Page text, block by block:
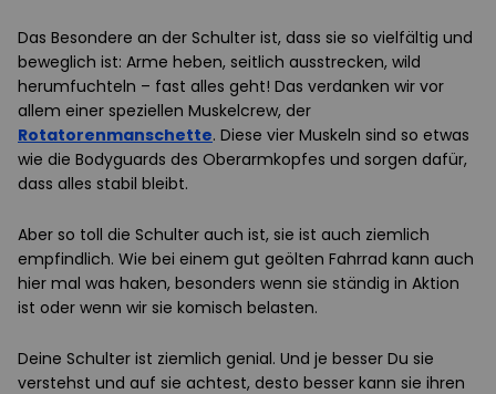
Das Besondere an der Schulter ist, dass sie so vielfältig und
beweglich ist: Arme heben, seitlich ausstrecken, wild
herumfuchteln – fast alles geht! Das verdanken wir vor
allem einer speziellen Muskelcrew, der
Rotatorenmanschette. Diese vier Muskeln sind so etwas
wie die Bodyguards des Oberarmkopfes und sorgen dafür,
dass alles stabil bleibt.
Aber so toll die Schulter auch ist, sie ist auch ziemlich
empfindlich. Wie bei einem gut geölten Fahrrad kann auch
hier mal was haken, besonders wenn sie ständig in Aktion
ist oder wenn wir sie komisch belasten.
Deine Schulter ist ziemlich genial. Und je besser Du sie
verstehst und auf sie achtest, desto besser kann sie ihren